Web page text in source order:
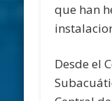
que han
Desde el